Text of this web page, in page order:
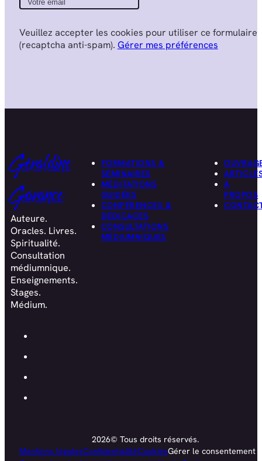
Veuillez accepter les cookies pour utiliser ce formulaire
(recaptcha anti-spam). Gérer mes préférences
Géraldine
Garance
Auteure.
Oracles. Livres.
Spiritualité.
Consultation
médiumnique.
Enseignements.
Stages.
Médium.
FORMATIONS &
SÉMINAIRES
MÉDITATIONS
GUIDÉES
CONFÉRENCES &
DÉDICACES
CONSULTATIONS
MÉDIUMNIQUES
À
PROPOS
2026© Tous droits réservés.
Mentions légalesConfidentialitéCookiesGérer le consentement